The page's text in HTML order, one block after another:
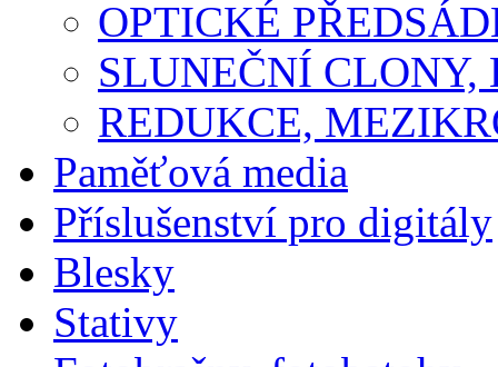
OPTICKÉ
SLUNEČNÍ
REDUKCE,
Paměťová media
Příslušenství pro digitály
Blesky
Stativy